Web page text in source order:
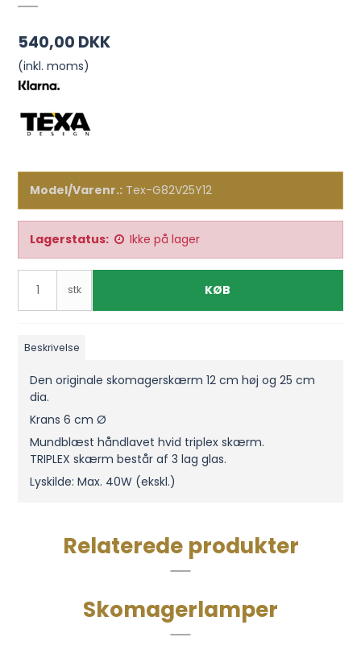
540,00 DKK
(inkl. moms)
Model/Varenr.: Tex-G82V25Y12
Lagerstatus: Ikke på lager
stk KØB
Beskrivelse
Den originale skomagerskærm 12 cm høj og 25 cm
dia.
Krans 6 cm Ø
Mundblæst håndlavet hvid triplex skærm.
TRIPLEX skærm består af 3 lag glas.
Lyskilde: Max. 40W (ekskl.)
Relaterede produkter
Skomagerlamper